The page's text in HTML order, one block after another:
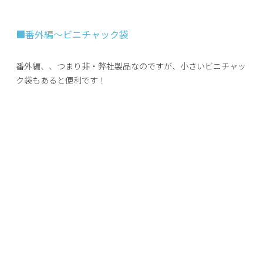
■番外編～ビニチャック袋
番外編、、つまり非・弊社製品なのですが、小さいビニチャッ
ク袋もあると便利です！